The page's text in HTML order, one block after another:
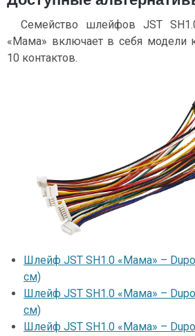
Семейство шлейфов JST
«Мама» включает в себя модели
10 контактов.
Шлейф JST SH1.0 «Мама» –
см)
Шлейф JST SH1.0 «Мама» –
см)
Шлейф JST SH1.0 «Мама» –